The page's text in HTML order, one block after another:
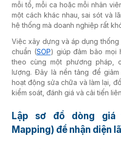
mỗi tổ, mỗi ca hoặc mỗi nhân
một cách khác nhau, sai sót và
hệ thống mà doanh nghiệp rất
Việc xây dựng và áp dụng thống
chuẩn (SOP) giúp đảm bảo mọi
theo cùng một phương pháp,
lượng. Đây là nền tảng để
hoạt động sửa chữa và làm lại,
kiểm soát, đánh giá và cải tiến
Lập sơ đồ dòng giá
Mapping) để nhận diện